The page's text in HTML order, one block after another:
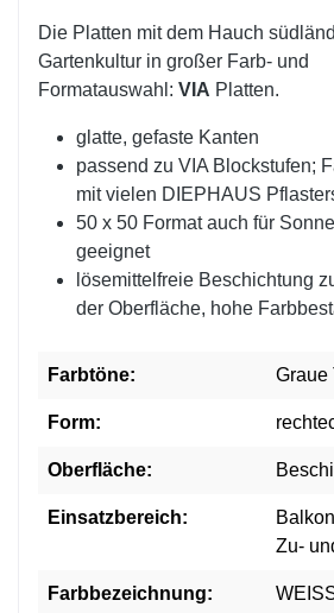
Die Platten mit dem Hauch
Gartenkultur in großer Farb- und
Formatauswahl: VIA Platten.
glatte, gefaste Kanten
passend zu VIA Blockstufen;
mit vielen DIEPHAUS
50 x 50 Format auch für
geeignet
lösemittelfreie Beschichtung
der Oberfläche, hohe
Farbtöne: Graue
Form:
Oberfläche:
Einsatzbereich:
Zu-
Farbbezeichnung: